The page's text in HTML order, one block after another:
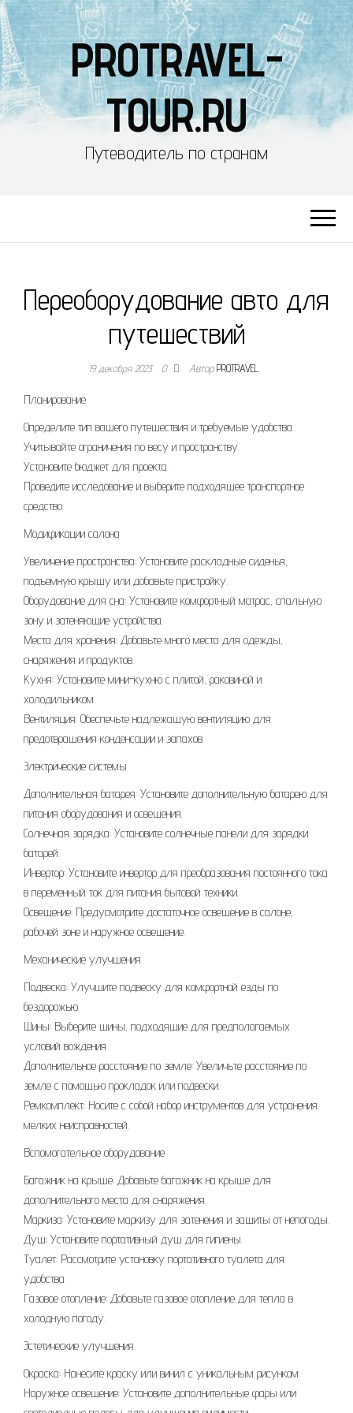
PROTRAVEL-
TOUR.RU
Путеводитель по странам
Переоборудование авто для
путешествий
19 декабря 2023 0 АвторPROTRAVEL
Планирование
Определите тип вашего путешествия и требуемые удобства.
Учитывайте ограничения по весу и пространству.
Установите бюджет для проекта.
Проведите исследование и выберите подходящее транспортное
средство.
Модификации салона
Увеличение пространства: Установите раскладные сиденья,
подъемную крышу или добавьте пристройку.
Оборудование для сна: Установите комфортный матрас, спальную
зону и затеняющие устройства.
Места для хранения: Добавьте много места для одежды,
снаряжения и продуктов.
Кухня: Установите мини-кухню с плитой, раковиной и
холодильником.
Вентиляция: Обеспечьте надлежащую вентиляцию для
предотвращения конденсации и запахов.
Электрические системы
Дополнительная батарея: Установите дополнительную батарею для
питания оборудования и освещения.
Солнечная зарядка: Установите солнечные панели для зарядки
батарей.
Инвертор: Установите инвертор для преобразования постоянного тока
в переменный ток для питания бытовой техники.
Освещение: Предусмотрите достаточное освещение в салоне,
рабочей зоне и наружное освещение.
Механические улучшения
Подвеска: Улучшите подвеску для комфортной езды по
бездорожью.
Шины: Выберите шины, подходящие для предполагаемых
условий вождения.
Дополнительное расстояние по земле: Увеличьте расстояние по
земле с помощью прокладок или подвески.
Ремкомплект: Носите с собой набор инструментов для устранения
мелких неисправностей.
Вспомогательное оборудование
Багажник на крыше: Добавьте багажник на крыше для
дополнительного места для снаряжения.
Маркиза: Установите маркизу для затенения и защиты от непогоды.
Душ: Установите портативный душ для гигиены.
Туалет: Рассмотрите установку портативного туалета для
удобства.
Газовое отопление: Добавьте газовое отопление для тепла в
холодную погоду.
Эстетические улучшения
Окраска: Нанесите краску или винил с уникальным рисунком.
Наружное освещение: Установите дополнительные фары или